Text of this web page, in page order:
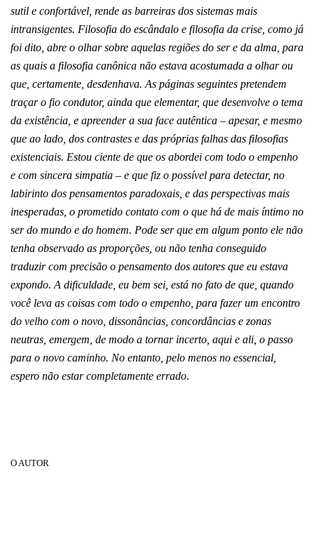
sutil e confortável, rende as barreiras dos sistemas mais
intransigentes. Filosofia do escândalo e filosofia da crise, como já
foi dito, abre o olhar sobre aquelas regiões do ser e da alma, para
as quais a filosofia canônica não estava acostumada a olhar ou
que, certamente, desdenhava. As páginas seguintes pretendem
traçar o fio condutor, ainda que elementar, que desenvolve o tema
da existência, e apreender a sua face autêntica – apesar, e mesmo
que ao lado, dos contrastes e das próprias falhas das filosofias
existenciais. Estou ciente de que os abordei com todo o empenho
e com sincera simpatia – e que fiz o possível para detectar, no
labirinto dos pensamentos paradoxais, e das perspectivas mais
inesperadas, o prometido contato com o que há de mais íntimo no
ser do mundo e do homem. Pode ser que em algum ponto ele não
tenha observado as proporções, ou não tenha conseguido
traduzir com precisão o pensamento dos autores que eu estava
expondo. A dificuldade, eu bem sei, está no fato de que, quando
você leva as coisas com todo o empenho, para fazer um encontro
do velho com o novo, dissonâncias, concordâncias e zonas
neutras, emergem, de modo a tornar incerto, aqui e ali, o passo
para o novo caminho. No entanto, pelo menos no essencial,
espero não estar completamente errado.
O AUTOR